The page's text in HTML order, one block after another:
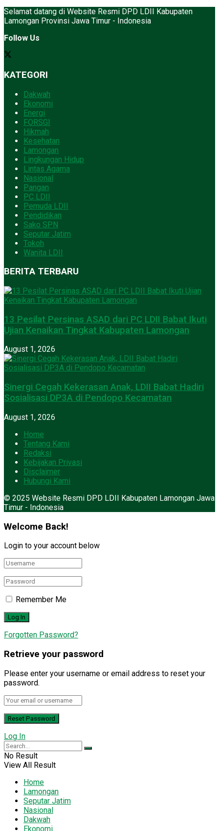
Selamat datang di Website Resmi DPD LDII Kabupaten
Lamongan Provinsi Jawa Timur - Indonesia
Follow Us
KATEGORI
Dakwah
Ekonomi
Energi
FORSGI
Hikmah
Kesehatan
Lamongan
Lingkungan Hidup
Lintas Agama
Nasional
Pangan
PC LDII
Pemuda LDII
Pendidikan
Sako SPN
Seputar Jatim
Tokoh
Wanita LDII
BERITA TERBARU
13 Pesilat Persinas ASAD dari PC LDII Babat Ikuti
Ujian Kenaikan Tingkat Kabupaten Lamongan
August 1, 2026
Sinergi Cegah Kekerasan Anak, LDII Babat Hadiri
Sosialisasi DP3A di Pendopo Kecamatan
August 1, 2026
Home
Tentang Kami
Redaksi
Kebijakan Privasi
Disclaimer
Hubungi Kami
© 2025 Website Resmi DPD LDII Kabupaten Lamongan Jawa
Timur - Indonesia
Welcome Back!
Login to your account below
Remember Me
Forgotten Password?
Retrieve your password
Please enter your username or email address to reset your
password.
Log In
No Result
View All Result
Home
Lamongan
Seputar Jatim
Nasional
Dakwah
Ekonomi